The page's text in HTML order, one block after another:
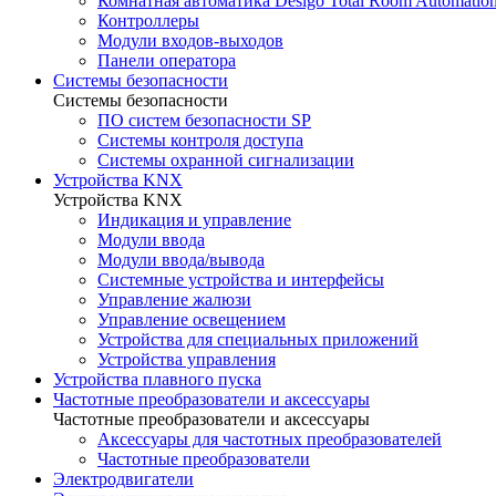
Контроллеры
Модули входов-выходов
Панели оператора
Системы безопасности
Системы безопасности
ПО систем безопасности SP
Системы контроля доступа
Системы охранной сигнализации
Устройства KNX
Устройства KNX
Индикация и управление
Модули ввода
Модули ввода/вывода
Системные устройства и интерфейсы
Управление жалюзи
Управление освещением
Устройства для специальных приложений
Устройства управления
Устройства плавного пуска
Частотные преобразователи и аксессуары
Частотные преобразователи и аксессуары
Аксессуары для частотных преобразователей
Частотные преобразователи
Электродвигатели